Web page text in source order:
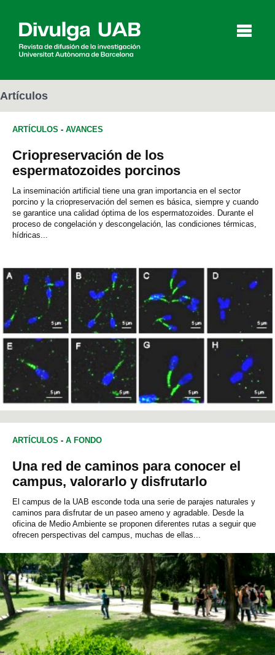
Artículos Entrevistas
Agenda
English
Artículos
ARTÍCULOS - AVANCES
Criopreservación de los
espermatozoides porcinos
La inseminación artificial tiene una gran importancia en el sector
porcino y la criopreservación del semen es básica, siempre y cuando
se garantice una calidad óptima de los espermatozoides. Durante el
proceso de congelación y descongelación, las condiciones térmicas,
hídricas...
ARTÍCULOS - A FONDO
Una red de caminos para conocer el
campus, valorarlo y disfrutarlo
El campus de la UAB esconde toda una serie de parajes naturales y
caminos para disfrutar de un paseo ameno y agradable. Desde la
oficina de Medio Ambiente se proponen diferentes rutas a seguir que
ofrecen perspectivas del campus, muchas de ellas...